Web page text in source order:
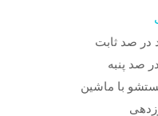
در صد ثابت
صد پنبه
با ماشین